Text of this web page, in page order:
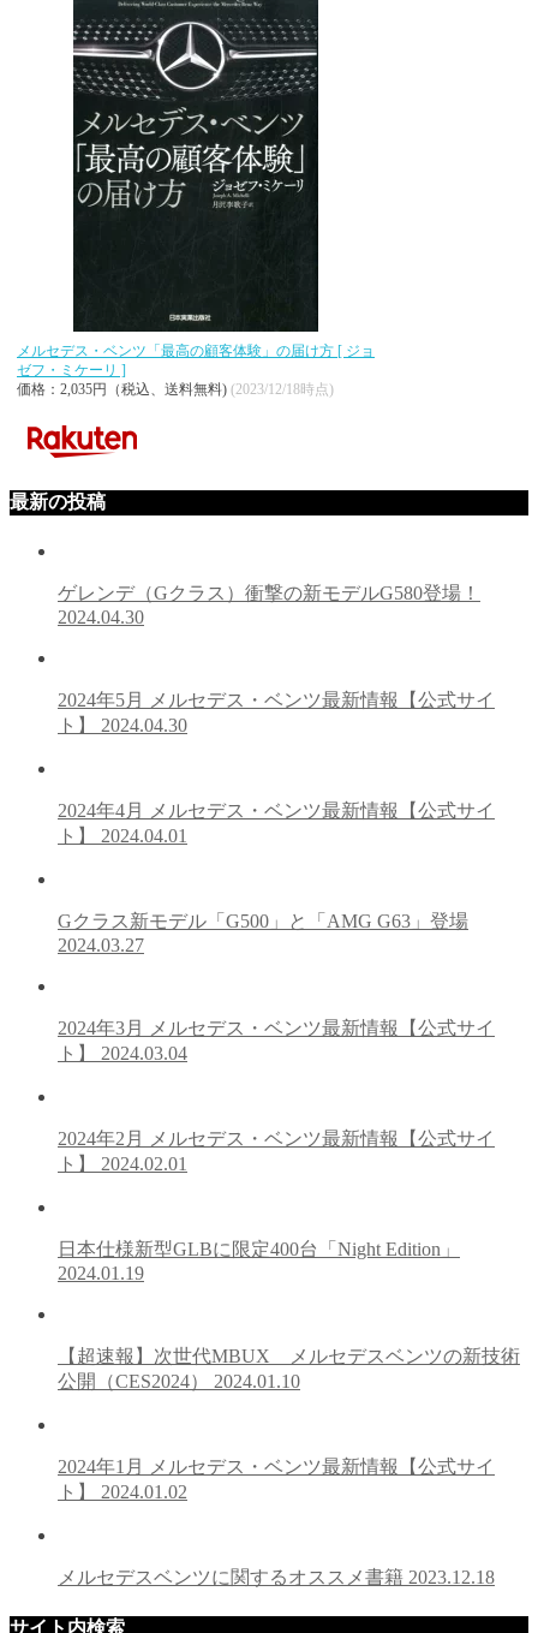
メルセデス・ベンツ「最高の顧客体験」の届け方 [ ジョ
ゼフ・ミケーリ ]
価格：2,035円（税込、送料無料) (2023/12/18時点)
最新の投稿
ゲレンデ（Gクラス）衝撃の新モデルG580登場！
2024.04.30
2024年5月 メルセデス・ベンツ最新情報【公式サイ
ト】 2024.04.30
2024年4月 メルセデス・ベンツ最新情報【公式サイ
ト】 2024.04.01
Gクラス新モデル「G500」と「AMG G63」登場
2024.03.27
2024年3月 メルセデス・ベンツ最新情報【公式サイ
ト】 2024.03.04
2024年2月 メルセデス・ベンツ最新情報【公式サイ
ト】 2024.02.01
日本仕様新型GLBに限定400台「Night Edition」
2024.01.19
【超速報】次世代MBUX メルセデスベンツの新技術
公開（CES2024） 2024.01.10
2024年1月 メルセデス・ベンツ最新情報【公式サイ
ト】 2024.01.02
メルセデスベンツに関するオススメ書籍 2023.12.18
サイト内検索